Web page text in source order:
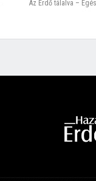
Az Erdő tálalva –